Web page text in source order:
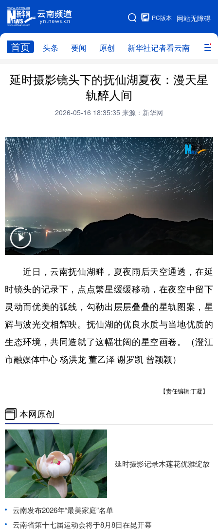
网站无障碍
PC版本
首页 头条 要闻 原创 新华社记者看云南 政务
网站地图
头条 云南要闻 本网原创
政务
云南省领导报道集
教育
州市
社会
图片
经济 服务 云南故事
云南青年说 趣看文物
延时摄影镜头下的抚仙湖夏夜：漫天星
轨醉人间
2026-05-16 18:35:35 来源：新华网
近日，云南抚仙湖畔，夏夜雨后天空通透，在延
时镜头的记录下，点点繁星缓缓移动，在夜空中留下
灵动而优美的弧线，勾勒出层层叠叠的星轨图案，星
辉与波光交相辉映。抚仙湖的优良水质与当地优质的
生态环境，共同造就了这幅壮阔的星空画卷。（澄江
市融媒体中心 杨洪龙 董乙泽 谢罗凯 曾颖颖）
【责任编辑:丁凝】
本网原创
延时摄影记录木莲花优雅绽放
云南发布2026年“最美家庭”名单
云南省第十七届运动会将于8月8日在昆开幕